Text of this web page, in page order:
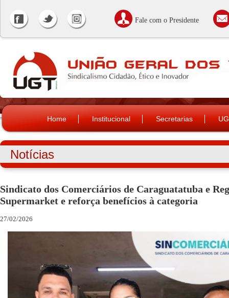
Fale com o Presidente
Home Institucional Secretarias
Notícias
Sindicato dos Comerciários de Caraguatatuba e
Supermarket e reforça benefícios à categoria
27/02/2026